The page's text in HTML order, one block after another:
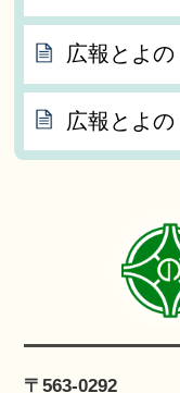
広報とよの
広報とよの
〒563-0292